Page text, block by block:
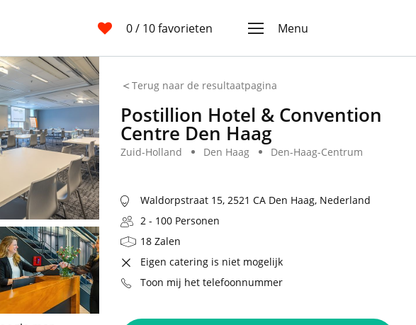
0/ 10 favorieten Menu
Terug naar de resultaatpagina
Postillion Hotel & Convention
Centre Den Haag
Zuid-Holland Den Haag Den-Haag-Centrum
Waldorpstraat 15, 2521 CA Den Haag, Nederland
2 - 100 Personen
18 Zalen
Eigen catering is niet mogelijk
Toon mij het telefoonnummer